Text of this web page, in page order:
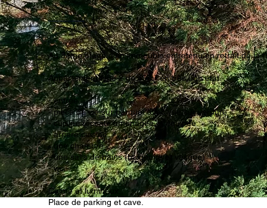
Au 3ème étage d'un immeuble entretenu en retrait de la
Appartement type 2 de 49m² en très bon état.
- entrée
- pièce de vie sur parquet avec vue sur verdure
- cuisine récente aménagée et équipée
- arrière cuisine
- une chambre
- une salle de bains (baignoire et vasque)
- wc.
Calme et lumineux.
Place de parking et cave.